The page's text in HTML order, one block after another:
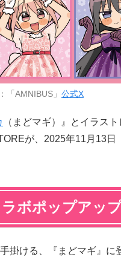
「AMNIBUS」 公式X
（まどマギ）』とイラス
が、2025年11月13日
ボポップアッ
掛ける、『まどマギ』に